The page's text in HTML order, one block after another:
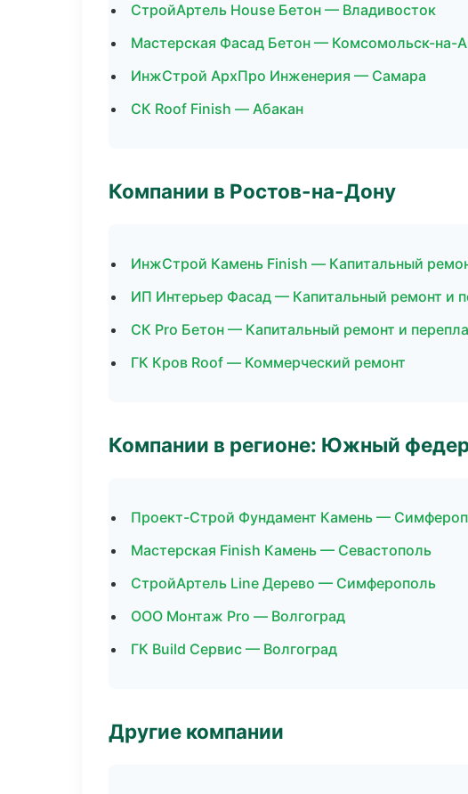
СтройАртель House Бетон — Владивосток
Мастерская Фасад Бетон — Комсомольск-на-
ИнжСтрой АрхПро Инженерия — Самара
СК Roof Finish — Абакан
Компании в Ростов-на-Дону
ИнжСтрой Камень Finish — Капитальный
ИП Интерьер Фасад — Капитальный ремонт и
СК Pro Бетон — Капитальный ремонт и
ГК Кров Roof — Коммерческий ремонт
Компании в регионе: Южный
Проект-Строй Фундамент Камень —
Мастерская Finish Камень — Севастополь
СтройАртель Line Дерево — Симферополь
ООО Монтаж Pro — Волгоград
ГК Build Сервис — Волгоград
Другие компании